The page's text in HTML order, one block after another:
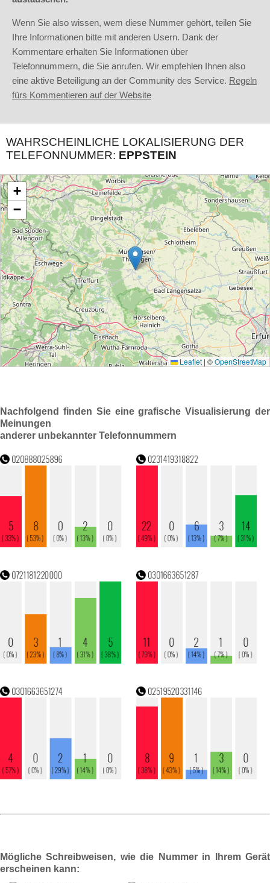
Wenn Sie also wissen, wem diese Nummer gehört, teilen Sie
Ihre Informationen bitte mit anderen Usern. Dank der
Kommentare erhalten Sie Informationen über
Telefonnummern, die Sie anrufen. Wir empfehlen Ihnen also
eine aktive Beteiligung an der Community des Service. Regeln
fürs Kommentieren auf der Website
WAHRSCHEINLICHE LOKALISIERUNG DER
TELEFONNUMMER: EPPSTEIN
Nachfolgend finden Sie eine grafische Visualisierung der
Meinungen
anderer unbekannter Telefonnummern
Mögliche Schreibweisen, wie die Nummer in Ihrem Gerät
erscheinen kann: